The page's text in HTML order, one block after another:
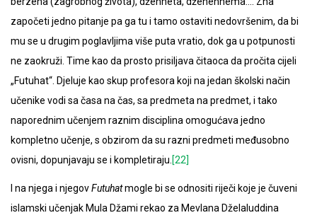
započeti jedno pitanje pa ga tu i tamo ostaviti nedovršenim, da bi
mu se u drugim poglavljima više puta vratio, dok ga u potpunosti
ne zaokruži. Time kao da prosto prisiljava čitaoca da pročita cijeli
„Futuhat“. Djeluje kao skup profesora koji na jedan školski način
učenike vodi sa časa na čas, sa predmeta na predmet, i tako
naporednim učenjem raznim disciplina omogućava jedno
kompletno učenje, s obzirom da su razni predmeti međusobno
ovisni, dopunjavaju se i kompletiraju. [22]
I na njega i njegovFutuhatmogle bi se odnositi riječi koje je čuveni
islamski učenjak Mula Džami rekao za Mevlana Dželaluddina